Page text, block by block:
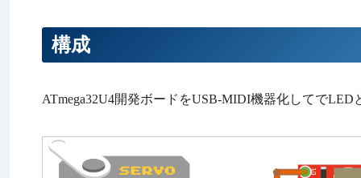
構成
ATmega32U4開発ボードをUSB-MIDI機器化してで